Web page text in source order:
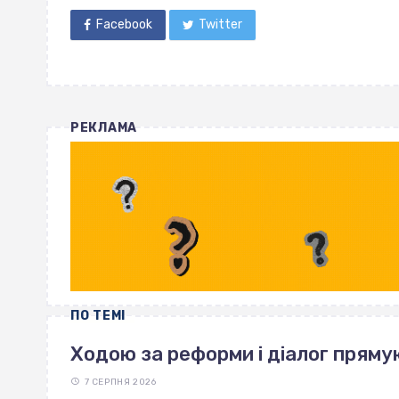
Facebook Twitter
РЕКЛАМА
ПО ТЕМІ
Ходою за реформи і діалог
7 СЕРПНЯ 2026